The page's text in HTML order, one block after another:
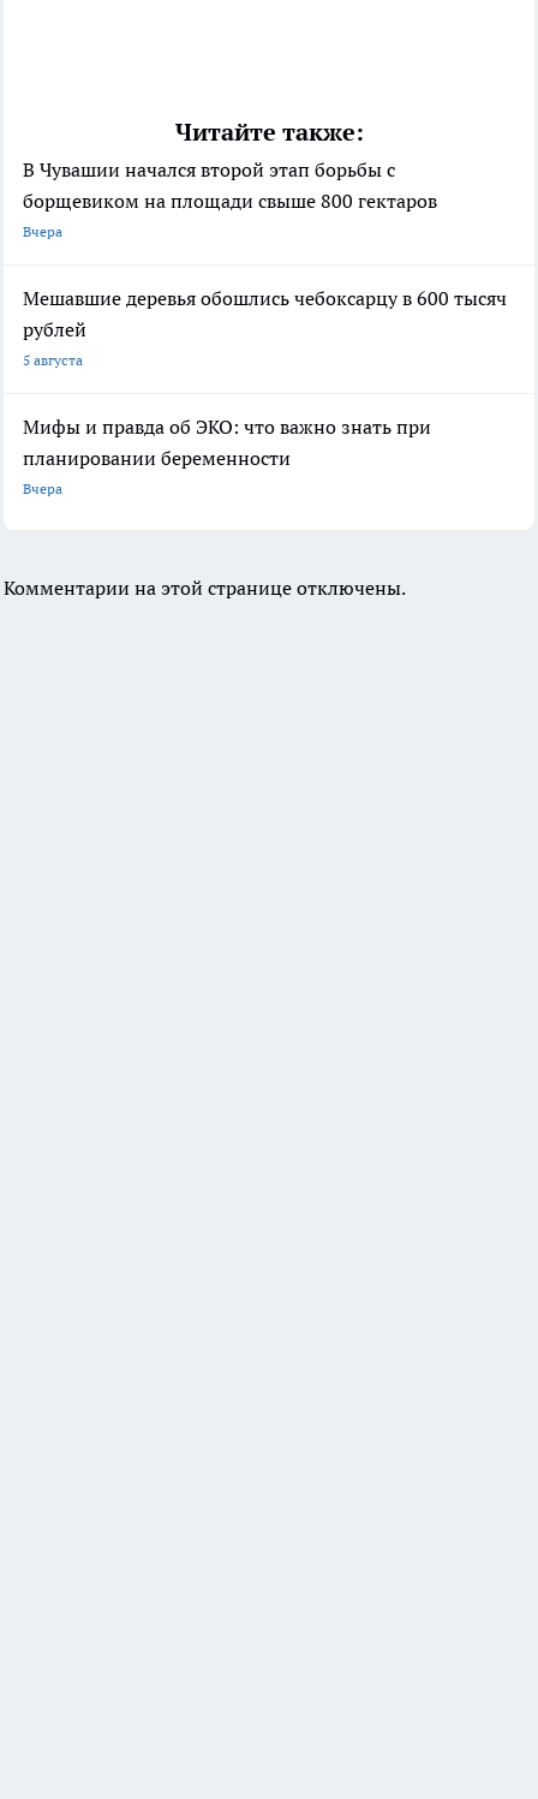
Читайте также:
В Чувашии начался второй этап борьбы с
борщевиком на площади свыше 800 гектаров
Вчера
Мешавшие деревья обошлись чебоксарцу в 600 тысяч
рублей
5 августа
Мифы и правда об ЭКО: что важно знать при
планировании беременности
Вчера
Комментарии на этой странице отключены.